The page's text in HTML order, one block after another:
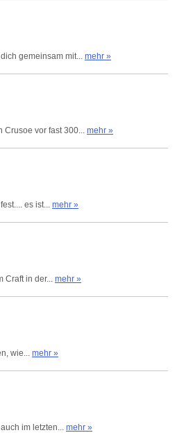
gemeinsam mit... mehr »
Crusoe vor fast 300... mehr »
es ist... mehr »
Craft in der... mehr »
wie... mehr »
im letzten... mehr »